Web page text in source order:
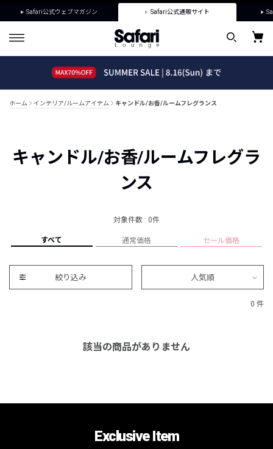
Safari公式ウェブマガジン Safari公式通販サイト
ホーム インテリア/ルームアイテム キャンドル/お香/ルームフレグランス
キャンドル/お香/ルームフレグラ
ンス
対象件数 : 0件
すべて 通常価格 セール価格
絞り込み 人気順
0 件
該当の商品がありません
Exclusive Item